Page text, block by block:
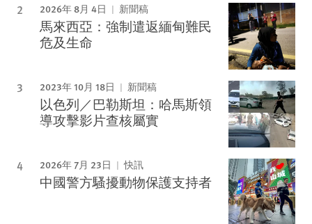
2026年 8月 4日 新聞稿
馬來西亞：強制遣返緬甸難民
危及生命
2023年 10月 18日 新聞稿
以色列／巴勒斯坦：哈馬斯領
導攻擊影片查核屬實
2026年 7月 23日 快訊
中國警方騷擾動物保護支持者